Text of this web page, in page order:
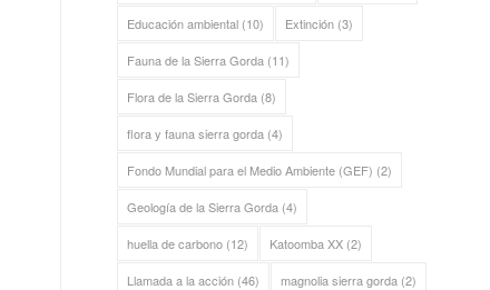
Educación ambiental (10) Extinción (3)
Fauna de la Sierra Gorda (11)
Flora de la Sierra Gorda (8)
flora y fauna sierra gorda (4)
Fondo Mundial para el Medio Ambiente (GEF) (2)
Geología de la Sierra Gorda (4)
huella de carbono (12) Katoomba XX (2)
Llamada a la acción (46) magnolia sierra gorda (2)